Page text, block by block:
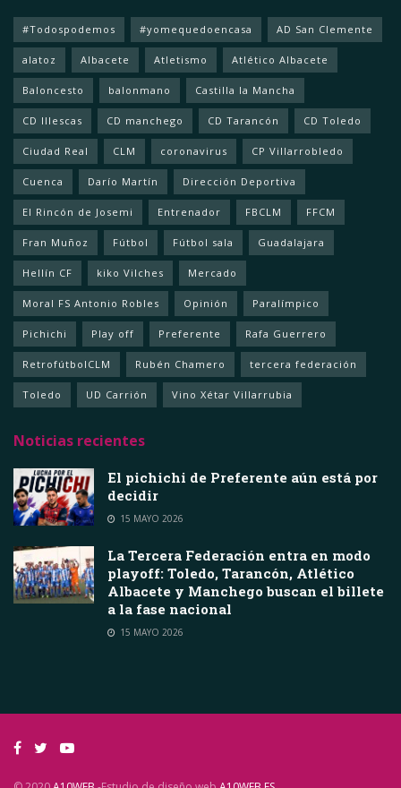
#Todospodemos #yomequedoencasa AD San Clemente
alatoz Albacete Atletismo Atlético Albacete
Baloncesto balonmano Castilla la Mancha
CD Illescas CD manchego CD Tarancón CD Toledo
Ciudad Real CLM coronavirus CP Villarrobledo
Cuenca Darío Martín Dirección Deportiva
El Rincón de Josemi Entrenador FBCLM FFCM
Fran Muñoz Fútbol Fútbol sala Guadalajara
Hellín CF kiko Vilches Mercado
Moral FS Antonio Robles Opinión Paralímpico
Pichichi Play off Preferente Rafa Guerrero
RetrofútbolCLM Rubén Chamero tercera federación
Toledo UD Carrión Vino Xétar Villarrubia
Noticias recientes
El pichichi de Preferente aún está por
decidir
15 MAYO 2026
La Tercera Federación entra en modo
playoff: Toledo, Tarancón, Atlético
Albacete y Manchego buscan el billete
a la fase nacional
15 MAYO 2026